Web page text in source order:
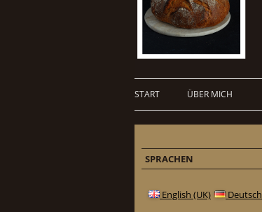
START ÜBER MICH
SPRACHEN
English (UK) Deutsch